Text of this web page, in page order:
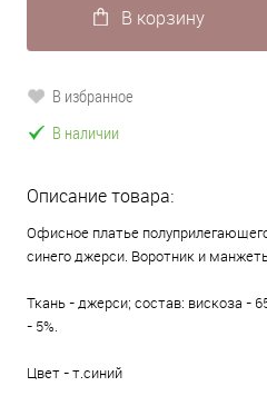
В корзину
В избранное
В наличии
Описание товара:
Офисное платье
синего джерси. Воротник и
Ткань - джерси; состав: вискоза -
- 5%.
Цвет - т.синий